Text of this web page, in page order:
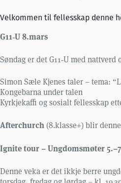
Velkommen til fellesskap denne
G11‑U 8.mars
Søndag er det G11‑U med
Simon Sæle Kjenes taler – tema:
Kongebarna under talen
Kyrkjekaffi og sosialt fellesskap
Afterchurch (8.klasse+) blir
Ignite tour – Ungdomsmøter
Denne veka er det ikkje berre